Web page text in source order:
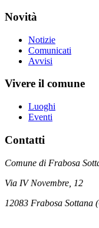
Novità
Notizie
Comunicati
Avvisi
Vivere il comune
Luoghi
Eventi
Contatti
Comune di Frabosa
Via IV Novembre, 12
12083 Frabosa Sottana